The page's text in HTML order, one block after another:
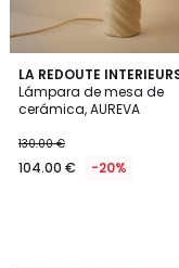
LA REDOUTE
Lámpara de mesa de
cerámica, AUREVA
130.00 €
104.00 € -20%